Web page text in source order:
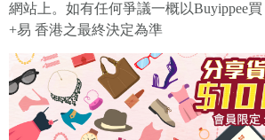
網站上。如有任何爭議一概以Buyippee買
+易 香港之最終決定為準